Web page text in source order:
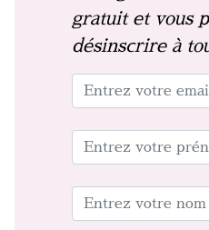
gratuit et vous
désinscrire à